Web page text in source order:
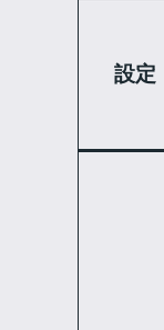
設定